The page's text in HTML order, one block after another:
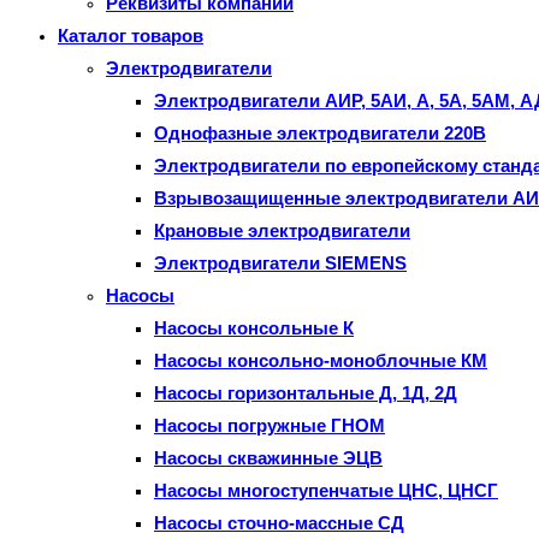
панель
Каталог товаров
Электродвигатели
Электродвигатели АИР, 5АИ, А, 5А, 5АМ,
Однофазные электродвигатели 220В
Электродвигатели по европейскому
Взрывозащищенные электродвигатели
Крановые электродвигатели
Электродвигатели SIEMENS
Насосы
Насосы консольные К
Насосы консольно-моноблочные КМ
Насосы горизонтальные Д, 1Д, 2Д
Насосы погружные ГНОМ
Насосы скважинные ЭЦВ
Насосы многоступенчатые ЦНС, ЦНСГ
Насосы сточно-массные СД